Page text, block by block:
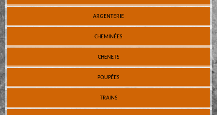
ARGENTERIE
CHEMINÉES
CHENETS
POUPÉES
TRAINS